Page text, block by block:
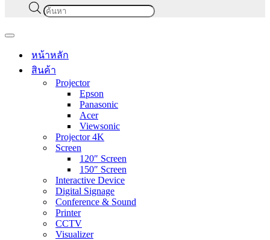
Products
search
Navigation
หน้าหลัก
สินค้า
Projector
Epson
Panasonic
Acer
Viewsonic
Projector 4K
Screen
120″ Screen
150″ Screen
Interactive Device
Digital Signage
Conference & Sound
Printer
CCTV
Visualizer